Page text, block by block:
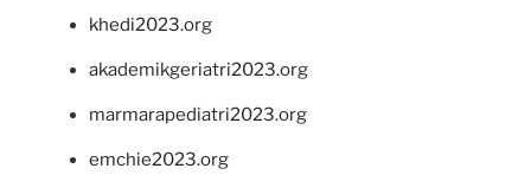
khedi2023.org
akademikgeriatri2023.org
marmarapediatri2023.org
emchie2023.org